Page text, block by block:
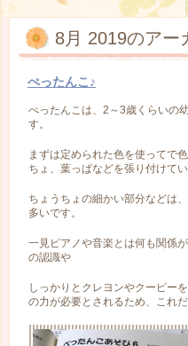
8月 2019のアー
ぺったんこ♪
ぺったんこは、2～3歳くらいの
す。
まずは定められた色を使ってで
ちょ、葉っぱなどを張り付けてい
ちょうちょの細かい部分などは
多いです。
一見ピアノや音楽とは何も関係
の認識や
しっかりとクレヨンやクーピー
の力が必要とされるため、これ